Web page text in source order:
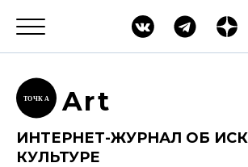
ТОЧК А Art
ИНТЕРНЕТ-ЖУРНАЛ ОБ
КУЛЬТУРЕ